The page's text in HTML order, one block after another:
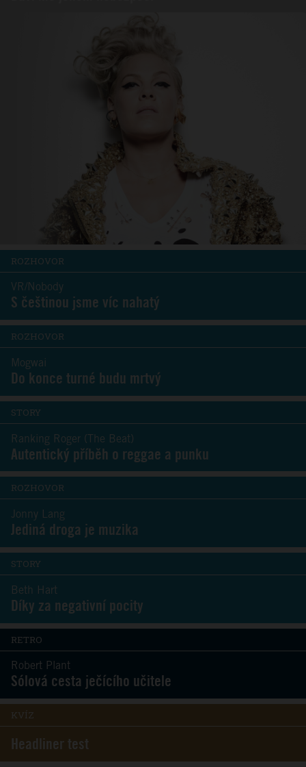
ROZHOVOR
VR/Nobody
S češtinou jsme víc nahatý
ROZHOVOR
Mogwai
Do konce turné budu mrtvý
STORY
Ranking Roger (The Beat)
Autentický příběh o reggae a punku
ROZHOVOR
Jonny Lang
Jediná droga je muzika
STORY
Beth Hart
Díky za negativní pocity
RETRO
Robert Plant
Sólová cesta ječícího učitele
KVÍZ
Headliner test